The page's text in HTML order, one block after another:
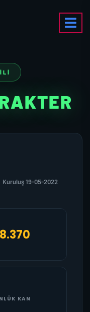
Kuruluş 19-05-2022
KAN